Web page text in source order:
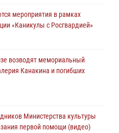
пресечена
под реабилитационный центр
области подвели итоги
мероприятия в рамках
«Каникулы с Росгвардией»
возводят мемориальный
Канакина и погибших
Министерства культуры
первой помощи (видео)